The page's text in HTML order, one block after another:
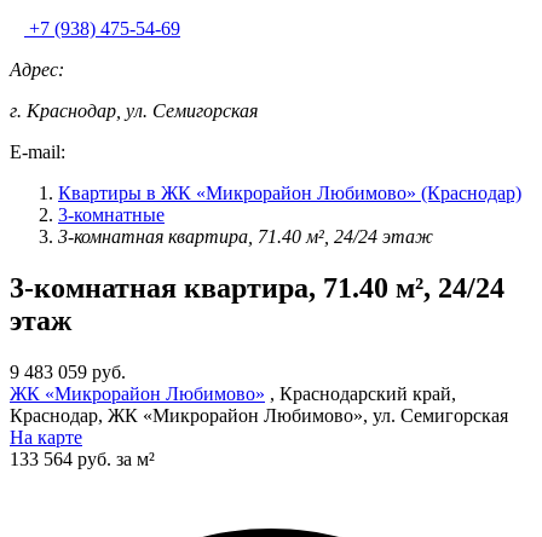
+7 (938) 475-54-69
Адрес:
г. Краснодар, ул. Семигорская
E-mail:
Квартиры в ЖК «Микрорайон Любимово» (Краснодар)
3-комнатные
3-комнатная квартира, 71.40 м², 24/24 этаж
3-комнатная квартира, 71.40 м², 24/24
этаж
9 483 059 руб.
ЖК «Микрорайон Любимово» , Краснодарский край,
Краснодар, ЖК «Микрорайон Любимово», ул. Семигорская
На карте
133 564 руб. за м²